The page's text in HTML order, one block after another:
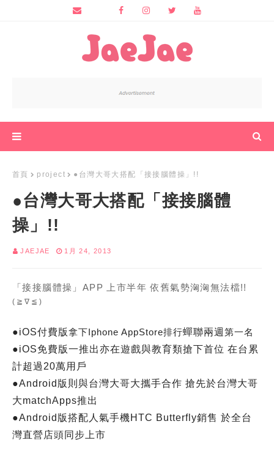
首頁 project ●台灣大哥大搭配「接接腦體操」!!
●台灣大哥大搭配「接接腦體
操」!!
JAEJAE 1月 24, 2013
「接接腦體操」APP 上市半年 依舊氣勢洶洶無法檔!!
(≧∇≦)
●iOS付費版拿下Iphone AppStore排行蟬聯兩週第一名
●iOS免費版一推出亦在遊戲與教育類搶下首位 在台累
計超過20萬用戶
●Android版則與台灣大哥大攜手合作 搶先於台灣大哥
大matchApps推出
●Android版搭配人氣手機HTC Butterfly銷售 於全台
灣直營店頭同步上市